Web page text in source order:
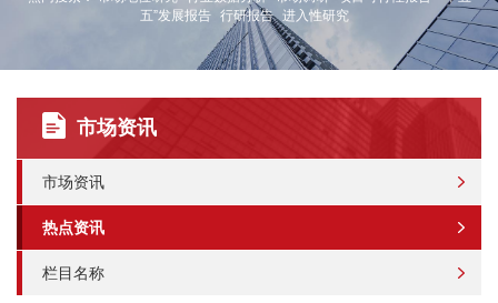
五”发展报告 行研报告 进入性研究
市场资讯
市场资讯
热点资讯
栏目名称